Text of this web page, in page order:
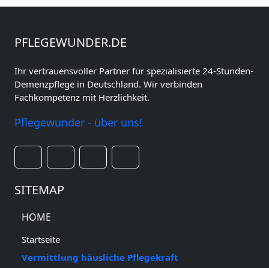
PFLEGEWUNDER.DE
Ihr vertrauensvoller Partner für spezialisierte 24-Stunden-
Demenzpflege in Deutschland. Wir verbinden
Fachkompetenz mit Herzlichkeit.
Pflegewunder - über uns!
SITEMAP
HOME
Startseite
Vermittlung häusliche Pflegekraft